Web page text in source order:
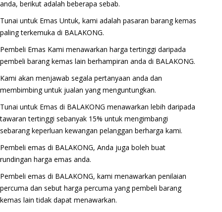
anda, berikut adalah beberapa sebab.
Tunai untuk Emas Untuk, kami adalah pasaran barang kemas
paling terkemuka di BALAKONG.
Pembeli Emas Kami menawarkan harga tertinggi daripada
pembeli barang kemas lain berhampiran anda di BALAKONG.
Kami akan menjawab segala pertanyaan anda dan
membimbing untuk jualan yang menguntungkan.
Tunai untuk Emas di BALAKONG menawarkan lebih daripada
tawaran tertinggi sebanyak 15% untuk mengimbangi
sebarang keperluan kewangan pelanggan berharga kami.
Pembeli emas di BALAKONG, Anda juga boleh buat
rundingan harga emas anda.
Pembeli emas di BALAKONG, kami menawarkan penilaian
percuma dan sebut harga percuma yang pembeli barang
kemas lain tidak dapat menawarkan.